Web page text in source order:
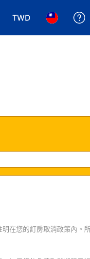
TWD
選擇您使用的幣別.
選擇您使
在您的訂房取消政策內。